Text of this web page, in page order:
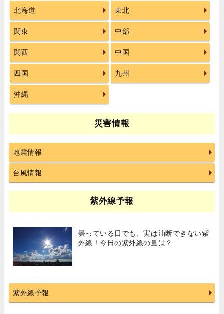
北海道 東北
関東 中部
関西 中国
四国 九州
沖縄
災害情報
地震情報
台風情報
紫外線予報
曇っている日でも、実は油断できない紫
外線！今日の紫外線の量は？
紫外線予報